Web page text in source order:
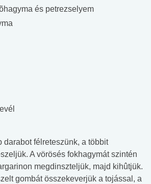
és petrezselyem
darabot félreteszünk, a többit
A vörösés fokhagymát szintén
megdinszteljük, majd kihûtjük.
gombát összekeverjük a tojással, a